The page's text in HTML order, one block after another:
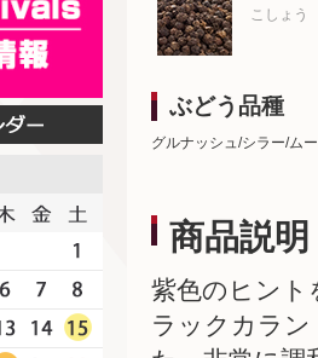
こしょう
ぶどう品種
グルナッシュ/シラー/ム
商品説明
紫色のヒント
ラックカラ